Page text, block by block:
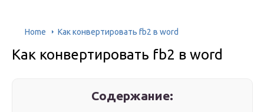
Home Как конвертировать fb2 в word
Как конвертировать fb2 в word
Содержание: